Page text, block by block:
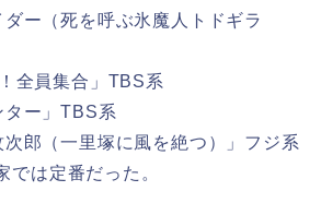
ー（死を呼ぶ氷魔人トドギラ
全員集合」TBS系
ー」TBS系
郎（一里塚に風を絶つ）」フジ系
では定番だった。